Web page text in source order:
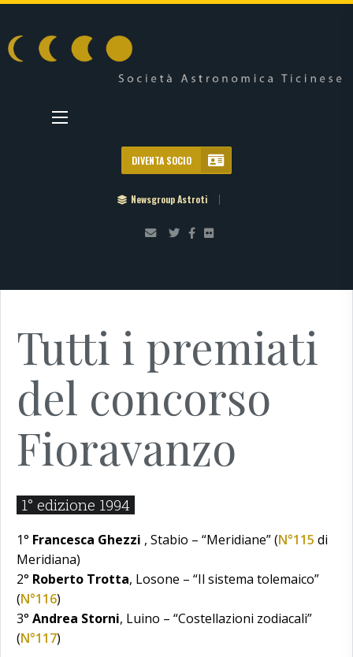
DIVENTA SOCIO
Newsgroup Astroti
Tutti i premiati
del concorso
Fioravanzo
1° edizione 1994
1° Francesca Ghezzi , Stabio – “Meridiane” (N°115 di
Meridiana)
2° Roberto Trotta, Losone – “Il sistema tolemaico”
(N°116)
3° Andrea Storni, Luino – “Costellazioni zodiacali”
(N°117)